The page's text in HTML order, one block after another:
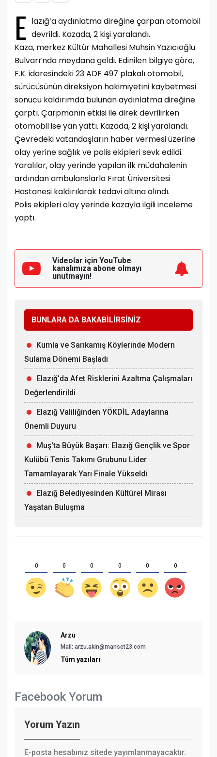
E lazığ’a aydınlatma direğine çarpan otomobil
devrildi. Kazada, 2 kişi yaralandı.
Kaza, merkez Kültür Mahallesi Muhsin Yazıcıoğlu
Bulvarı’nda meydana geldi. Edinilen bilgiye göre,
F.K. idaresindeki 23 ADF 497 plakalı otomobil,
sürücüsünün direksiyon hakimiyetini kaybetmesi
sonucu kaldırımda bulunan aydınlatma direğine
çarptı. Çarpmanın etkisi ile direk devrilirken
otomobil ise yan yattı. Kazada, 2 kişi yaralandı.
Çevredeki vatandaşların haber vermesi üzerine
olay yerine sağlık ve polis ekipleri sevk edildi.
Yaralılar, olay yerinde yapılan ilk müdahalenin
ardından ambulanslarla Fırat Üniversitesi
Hastanesi kaldırılarak tedavi altına alındı.
Polis ekipleri olay yerinde kazayla ilgili inceleme
yaptı.
Videolar için YouTube
kanalımıza abone olmayı
unutmayın!
BUNLARA DA BAKABİLİRSİNİZ
Kumla ve Sarıkamış Köylerinde Modern
Sulama Dönemi Başladı
Elazığ'da Afet Risklerini Azaltma Çalışmaları
Değerlendirildi
Elazığ Valiliğinden YÖKDİL Adaylarına
Önemli Duyuru
Muş'ta Büyük Başarı: Elazığ Gençlik ve Spor
Kulübü Tenis Takımı Grubunu Lider
Tamamlayarak Yarı Finale Yükseldi
Elazığ Belediyesinden Kültürel Mirası
Yaşatan Buluşma
0 0 0 0 0 0
Arzu
Mail: arzu.akin@manset23.com
Tüm yazıları
Facebook Yorum
Yorum Yazın
E-posta hesabınız sitede yayımlanmayacaktır.